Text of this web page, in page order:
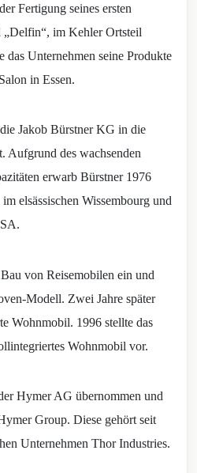
Fertigung seines ersten
im Kehler Ortsteil
das Unternehmen seine Produkte
in Essen.
Jakob Bürstner KG in die
Aufgrund des wachsenden
erwarb Bürstner 1976
elsässischen Wissembourg und
von Reisemobilen ein und
Modell. Zwei Jahre später
Wohnmobil. 1996 stellte das
Wohnmobil vor.
Hymer AG übernommen und
Group. Diese gehört seit
Unternehmen Thor Industries.